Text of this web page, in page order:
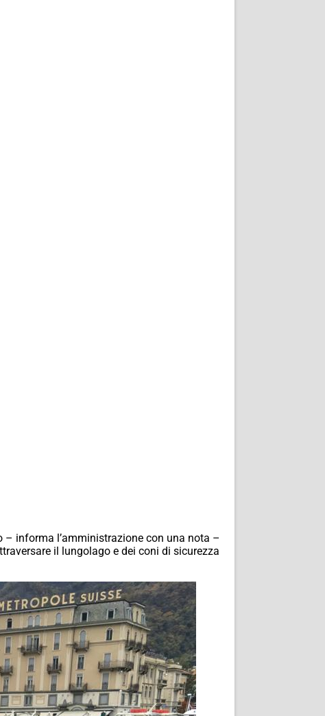
– informa l’amministrazione con una nota –
il lungolago e dei coni di sicurezza